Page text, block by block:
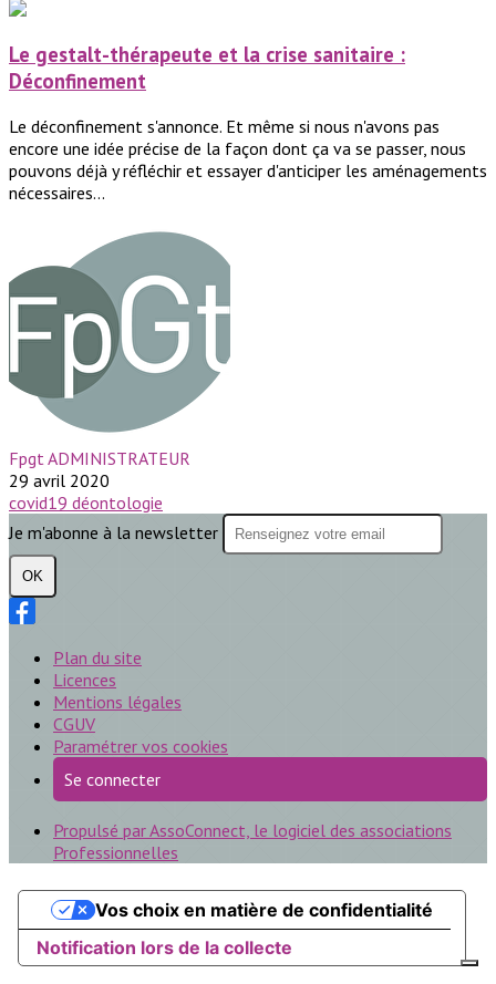
Le gestalt-thérapeute et la crise sanitaire :
Déconfinement
Le déconfinement s'annonce. Et même si nous n'avons pas
encore une idée précise de la façon dont ça va se passer, nous
pouvons déjà y réfléchir et essayer d'anticiper les aménagements
nécessaires...
Fpgt ADMINISTRATEUR
29 avril 2020
covid19 déontologie
Je m'abonne à la newsletter
OK
Plan du site
Licences
Mentions légales
CGUV
Paramétrer vos cookies
Se connecter
Propulsé par AssoConnect, le logiciel des associations
Professionnelles
Notification lors de la collecte
Vos choix en matière de confidentialité